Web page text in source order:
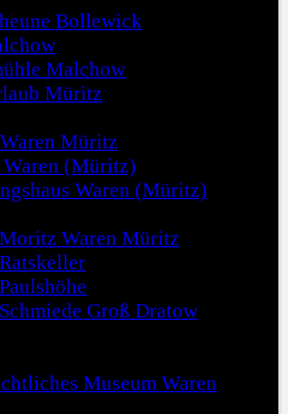
Bollewick
Malchow
Müritz
Müritz
Waren (Müritz)
Waren (Müritz)
Waren Müritz
Groß Dratow
Museum Waren